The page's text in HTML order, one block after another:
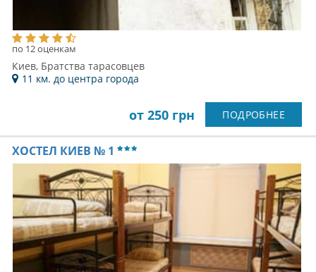
по 12 оценкам
Киев, Братства тарасовцев
11 км. до центра города
от 250 грн ПОДРОБНЕЕ
ХОСТЕЛ КИЕВ № 1